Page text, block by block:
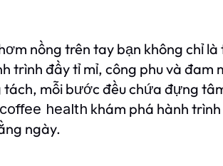
nồng trên tay bạn không chỉ
trình đầy tỉ mỉ, công phu và
tách, mỗi bước đều chứa đựng
health khám phá hành
ngày.